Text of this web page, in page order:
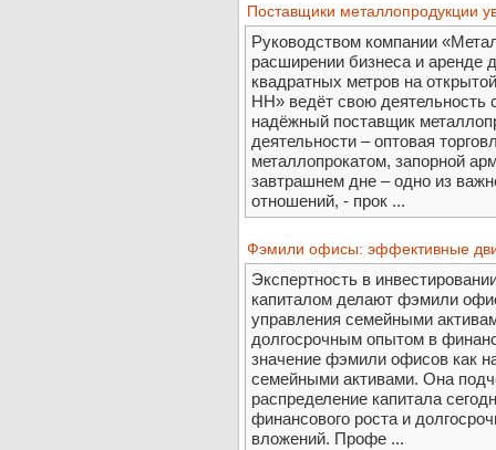
Поставщики металлопродукции
Руководством компании
расширении бизнеса и аренде
квадратных метров на
НН» ведёт свою деятельность
надёжный поставщик
деятельности – оптовая
металлопрокатом, запорной
завтрашнем дне – одно из
отношений, - прок ...
Фэмили офисы: эффективные
Экспертность в
капиталом делают фэмили
управления семейными
долгосрочным опытом в
значение фэмили офисов как
семейными активами. Она
распределение капитала
финансового роста и
вложений. Профе ...